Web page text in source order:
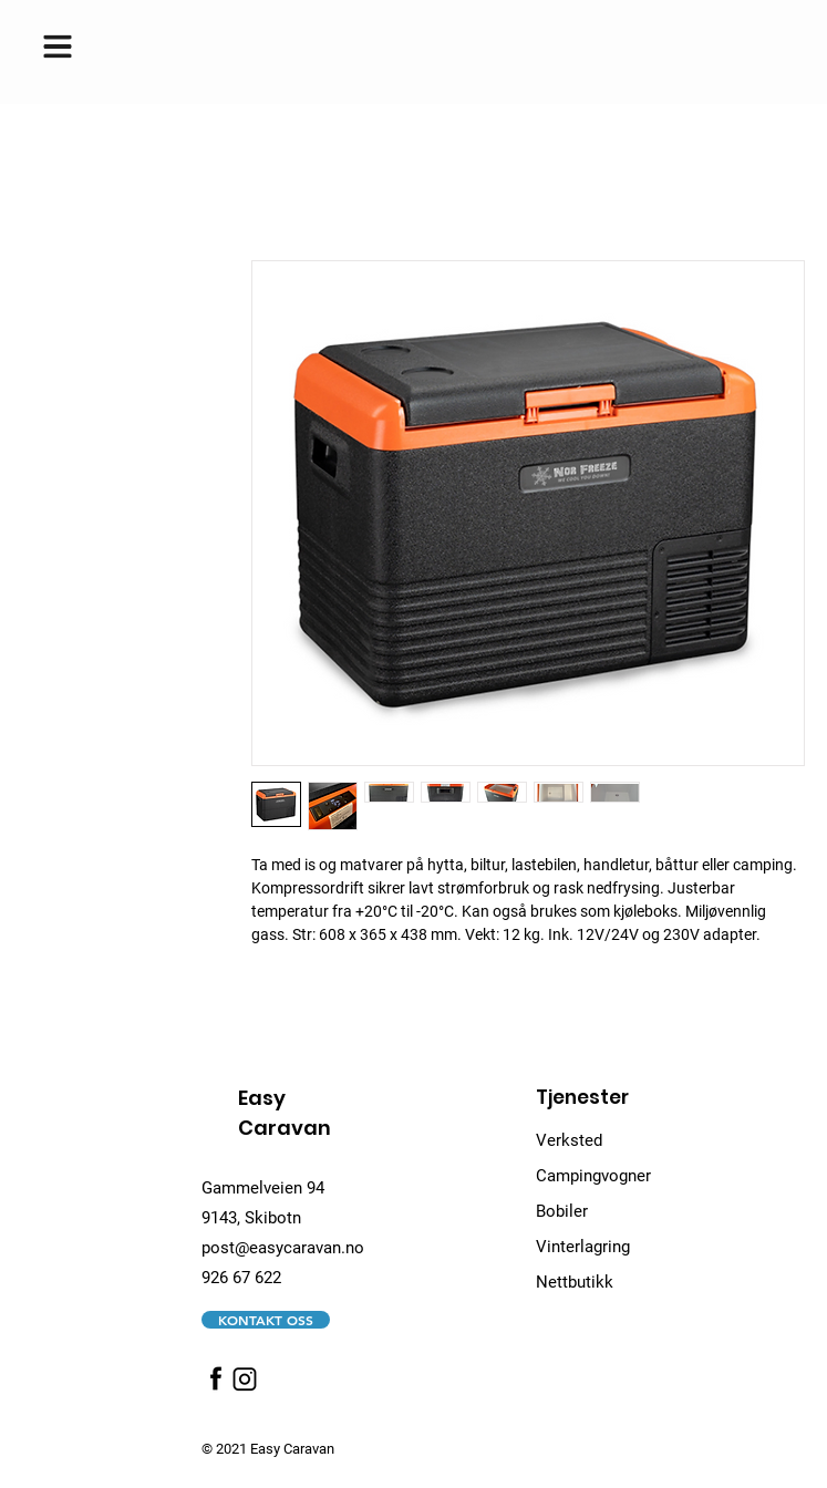
Ta med is og matvarer på hytta, biltur, lastebilen, handletur, båttur eller camping.
Kompressordrift sikrer lavt strømforbruk og rask nedfrysing. Justerbar
temperatur fra +20°C til -20°C. Kan også brukes som kjøleboks. Miljøvennlig
gass. Str: 608 x 365 x 438 mm. Vekt: 12 kg. Ink. 12V/24V og 230V adapter.
Easy
Caravan
Gammelveien 94
9143, Skibotn
post@easycaravan.no
926 67 622
KONTAKT OSS
© 2021 Easy Caravan
Tjenester
Verksted
Campingvogner
Bobiler
Vinterlagring
Nettbutikk